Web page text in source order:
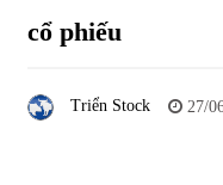
Top 10
cổ phiếu
Triển Stock 27/